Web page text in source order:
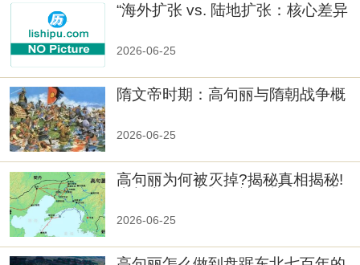
“海外扩张 vs. 陆地扩张：核心差异
2026-06-25
隋文帝时期：高句丽与隋朝战争概
2026-06-25
高句丽为何被灭掉?揭秘真相揭秘!
2026-06-25